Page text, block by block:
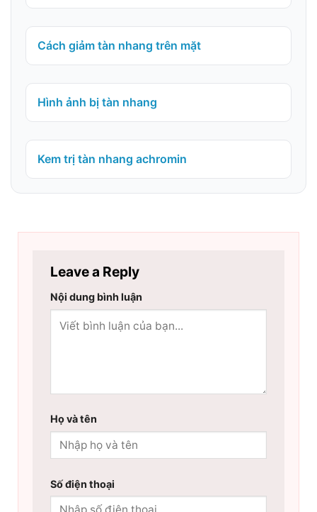
Cách giảm tàn nhang trên mặt
Hình ảnh bị tàn nhang
Kem trị tàn nhang achromin
Leave a Reply
Nội dung bình luận
Họ và tên
Số điện thoại